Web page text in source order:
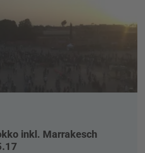
inkl. Marrakesch